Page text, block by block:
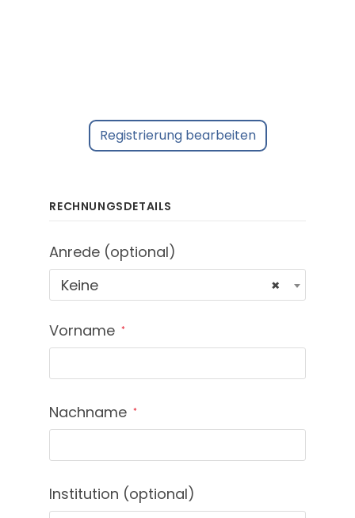
Registrierung bearbeiten
RECHNUNGSDETAILS
Anrede (optional)
×
Keine
Vorname *
Nachname *
Institution (optional)